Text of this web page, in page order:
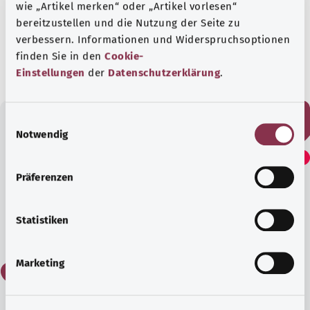
wie „Artikel merken“ oder „Artikel vorlesen“
bereitzustellen und die Nutzung der Seite zu
verbessern. Informationen und Widerspruchsoptionen
finden Sie in den Cookie-
Einstellungen der Datenschutzerklärung.
Notwendig
Präferenzen
Statistiken
Marketing
und Wirtschaftlichkeit im Gesundheitswesen
(IQWiG)
.
Stand:04.04.2025
Fanden Sie diesen Artikel
hilfreich?